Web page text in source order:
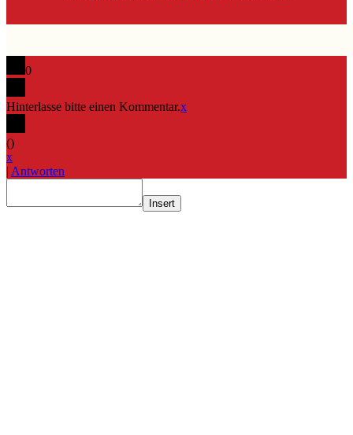
0
Hinterlasse bitte einen Kommentar.x
()
x
| Antworten
Insert